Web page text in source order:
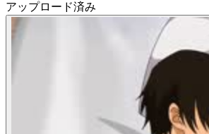
アップロード済み